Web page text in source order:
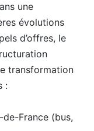
une
évolutions
d’offres, le
transformation
:
France (bus,